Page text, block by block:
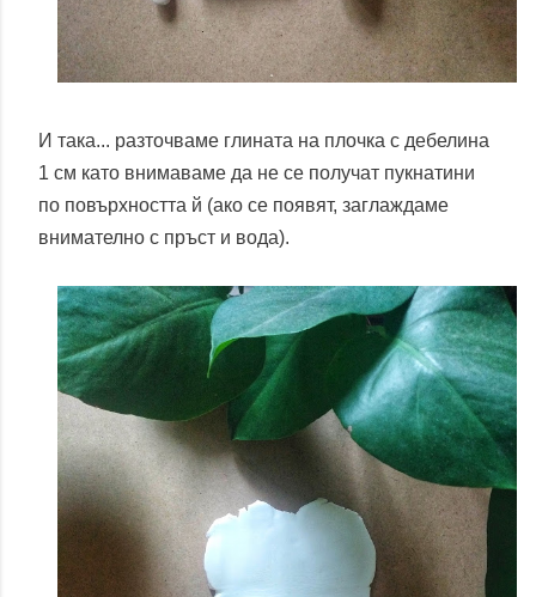
И така... разточваме глината на плочка с дебелина
1 см като внимаваме да не се получат пукнатини
по повърхността й (ако се появят, заглаждаме
внимателно с пръст и вода).